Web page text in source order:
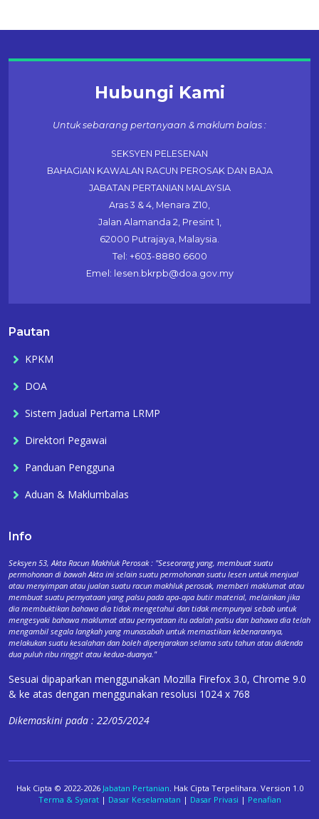
Hubungi Kami
Untuk sebarang pertanyaan & maklum balas :
SEKSYEN PELESENAN
BAHAGIAN KAWALAN RACUN PEROSAK DAN BAJA
JABATAN PERTANIAN MALAYSIA
Aras 3 & 4, Menara Z10,
Jalan Alamanda 2, Presint 1,
62000 Putrajaya, Malaysia.
Tel: +603-8880 6600
Emel: lesen.bkrpb@doa.gov.my
Pautan
KPKM
DOA
Sistem Jadual Pertama LRMP
Direktori Pegawai
Panduan Pengguna
Aduan & Maklumbalas
Info
Seksyen 53, Akta Racun Makhluk Perosak : "Seseorang yang, membuat suatu
permohonan di bawah Akta ini selain suatu permohonan suatu lesen untuk menjual
atau menyimpan atau jualan suatu racun makhluk perosak, memberi maklumat atau
membuat suatu pernyataan yang palsu pada apa-apa butir material, melainkan jika
dia membuktikan bahawa dia tidak mengetahui dan tidak mempunyai sebab untuk
mengesyaki bahawa maklumat atau pernyataan itu adalah palsu dan bahawa dia telah
mengambil segala langkah yang munasabah untuk memastikan kebenarannya,
melakukan suatu kesalahan dan boleh dipenjarakan selama satu tahun atau didenda
dua puluh ribu ringgit atau kedua-duanya."
Sesuai dipaparkan menggunakan Mozilla Firefox 3.0, Chrome 9.0
& ke atas dengan menggunakan resolusi 1024 x 768
Dikemaskini pada : 22/05/2024
Hak Cipta © 2022-2026 Jabatan Pertanian. Hak Cipta Terpelihara. Version 1.0
Terma & Syarat| Dasar Keselamatan | Dasar Privasi | Penafian